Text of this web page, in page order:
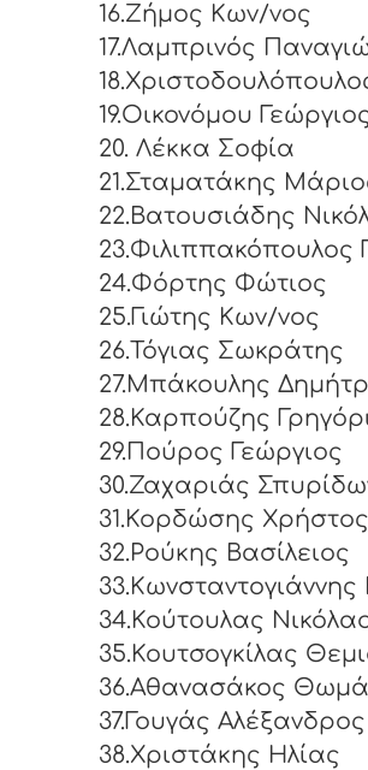
16.Ζήμος Κων/νος
17.Λαμπρινός
19.Οικονόμου
20. Λέκκα Σοφία
21.Σταματάκης
22.Βατουσιάδης
23.Φιλιππακόπουλος
24.Φόρτης Φώτιος
25.Γιώτης Κων/νος
26.Τόγιας Σωκράτης
27.Μπάκουλης
28.Καρπούζης
29.Πούρος Γεώργιος
30.Ζαχαριάς
31.Κορδώσης Χρήστος
32.Ρούκης Βασίλειος
33.Κωνσταντογιάννης
34.Κούτουλας
35.Κουτσογκίλας
36.Αθανασάκος
37.Γουγάς Αλέξανδρος
38.Χριστάκης Ηλίας